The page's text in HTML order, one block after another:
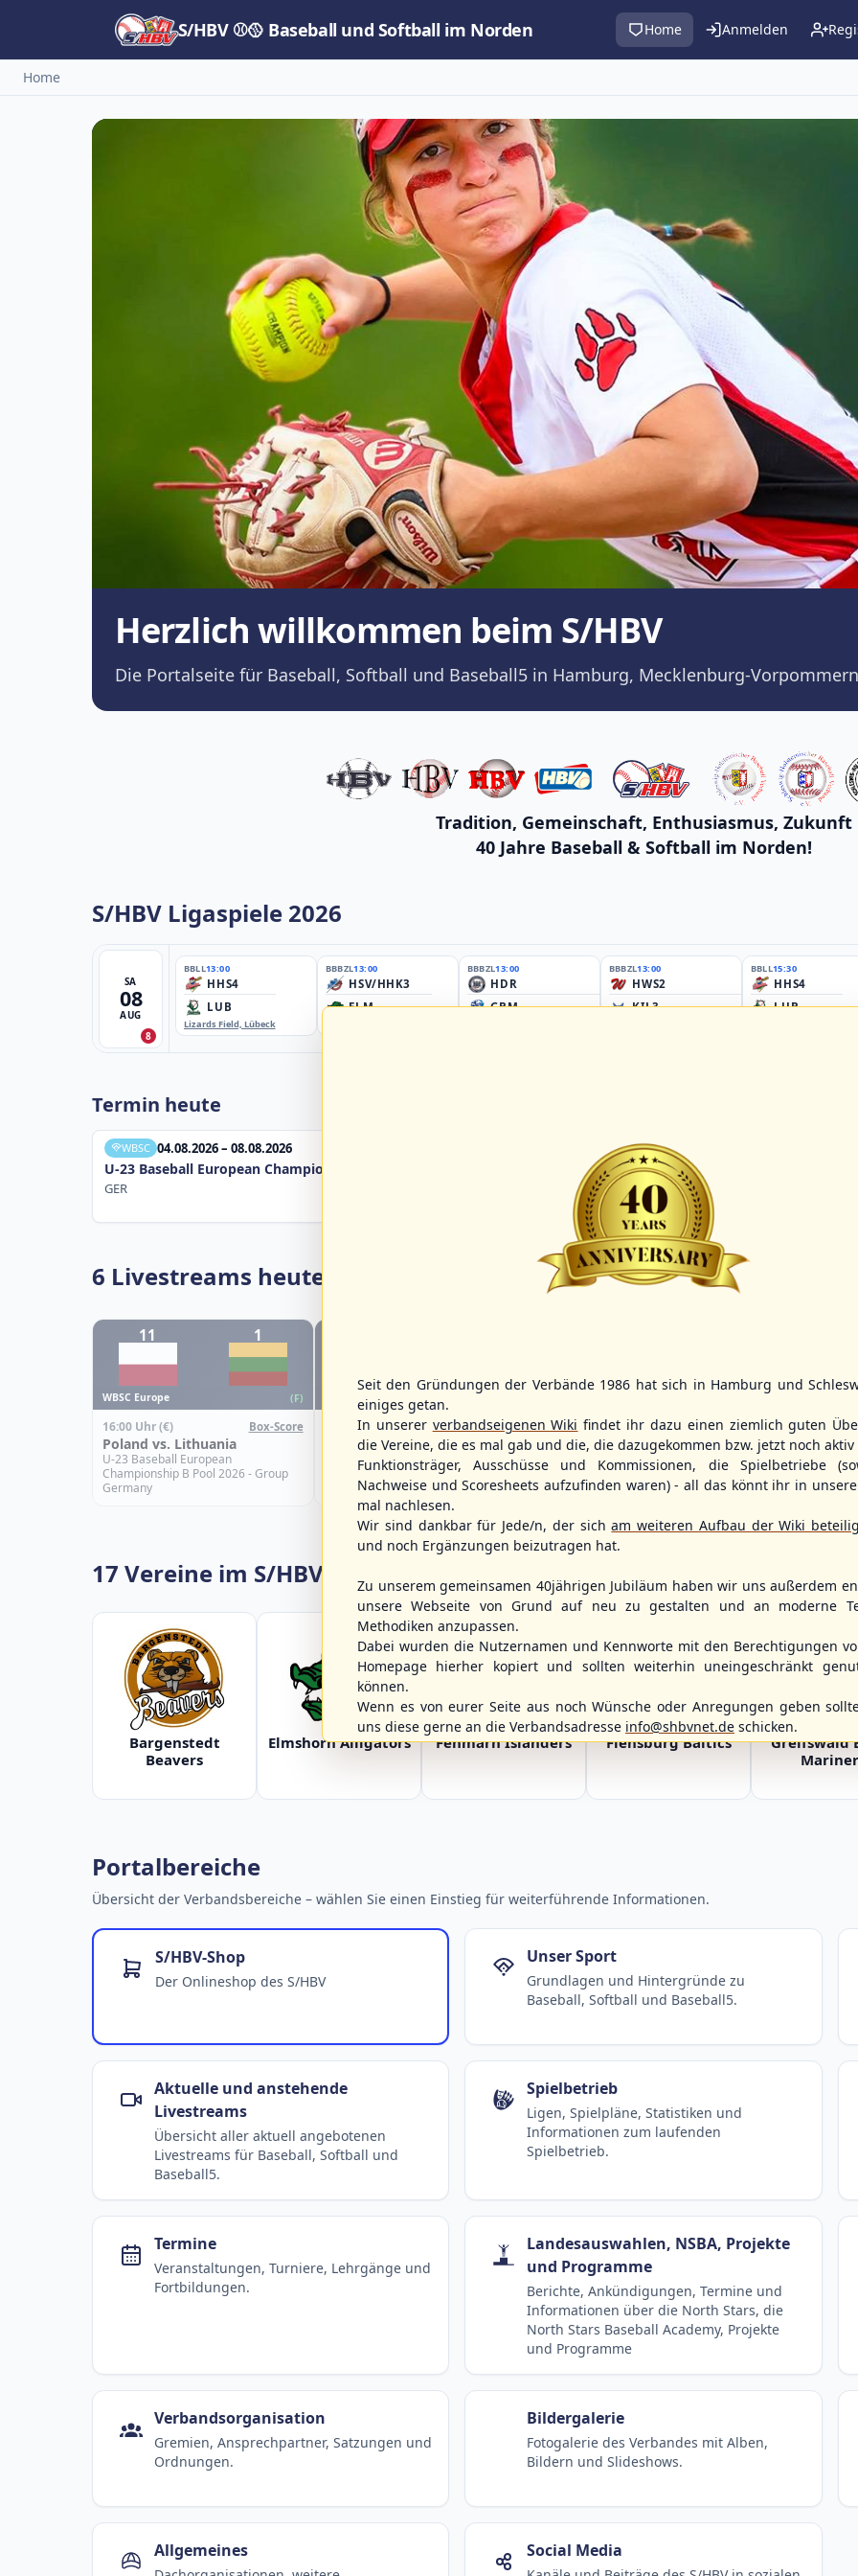
S/HBV ⚾🥎 Baseball und Softball im Norden Home Anmelden
Home
Herzlich willkommen beim S/HBV
Die Portalseite für Baseball, Softball und Baseball5 in Hamburg, Mecklenburg-
Tradition, Gemeinschaft, Enthusiasmus, Zukunft
40 Jahre Baseball & Softball im Norden!
S/HBV Ligaspiele 2026
SA
08
AUG
8
BBLL13:00
HHS4
LUB
Lizards Field, Lübeck
BBBZL13:00
HSV/HHK3
ELM
BBBZL13:00
HDR
GBM
BBBZL13:00
HWS2
KIL3
BBLL15:30
HHS4
LUB
Termin heute
WBSC 04.08.2026 – 08.08.2026
U-23 Baseball European Championship B Pool 2026 - Group Germany
GER
6 Livestreams heute
11 1
WBSC Europe (F)
16:00 Uhr(€) Box-Score
Poland vs. Lithuania
U-23 Baseball European
Championship B Pool 2026 - Group
Germany
WBSC Europe
15:00 Uhr(€) Box-Score
Greece vs. Spain
U-23 Baseball European
Championship B Pool 2026 - Group
12:00 Uhr(€) Box-Score
Denmark vs. Sweden
U-23 Baseball European
Championship B Pool 2026 - Group
Germany
WBSC Europe
11:30 Uhr(€)
Slovakia vs.
U-23 Baseball
Championship B
Spain
17 Vereine im S/HBV
Bargenstedt
Beavers
Elmshorn Alligators Fehmarn Islanders Flensburg Baltics
Greifswald
Portalbereiche
Übersicht der Verbandsbereiche – wählen Sie einen Einstieg für weiterführende Informationen.
S/HBV-Shop
Der Onlineshop des S/HBV
Unser Sport
Grundlagen und Hintergründe zu
Baseball, Softball und Baseball5.
Aktuelle und anstehende
Livestreams
Übersicht aller aktuell angebotenen
Livestreams für Baseball, Softball und
Baseball5.
Spielbetrieb
Ligen, Spielpläne, Statistiken und
Informationen zum laufenden
Spielbetrieb.
Termine
Veranstaltungen, Turniere, Lehrgänge und
Fortbildungen.
Landesauswahlen, NSBA, Projekte
und Programme
Berichte, Ankündigungen, Termine und
Informationen über die North Stars, die
North Stars Baseball Academy, Projekte
und Programme
Verbandsorganisation
Gremien, Ansprechpartner, Satzungen und
Ordnungen.
Bildergalerie
Fotogalerie des Verbandes mit Alben,
Bildern und Slideshows.
Allgemeines Social Media
Seit den Gründungen der Verbände 1986 hat sich in Hamburg und
einiges getan.
In unserer verbandseigenen Wiki findet ihr dazu einen ziemlich guten
die Vereine, die es mal gab und die, die dazugekommen bzw. jetzt noch aktiv
Funktionsträger, Ausschüsse und Kommissionen, die Spielbetriebe
Nachweise und Scoresheets aufzufinden waren) - all das könnt ihr in
mal nachlesen.
Wir sind dankbar für Jede/n, der sicham weiteren Aufbau der Wiki
und noch Ergänzungen beizutragen hat.
Zu unserem gemeinsamen 40jährigen Jubiläum haben wir uns außerdem
unsere Webseite von Grund auf neu zu gestalten und an moderne
Methodiken anzupassen.
Dabei wurden die Nutzernamen und Kennworte mit den Berechtigungen
Homepage hierher kopiert und sollten weiterhin uneingeschränkt
können.
Wenn es von eurer Seite aus noch Wünsche oder Anregungen geben
uns diese gerne an die Verbandsadresse info@shbvnet.de schicken.